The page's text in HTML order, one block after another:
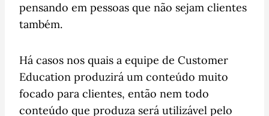
pensando em pessoas que não sejam clientes
também.
Há casos nos quais a equipe de Customer
Education produzirá um conteúdo muito
focado para clientes, então nem todo
conteúdo que produza será utilizável pelo